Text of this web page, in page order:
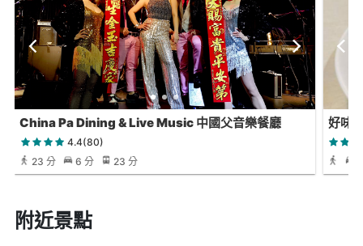
China Pa Dining & Live Music 中國父音樂餐廳
4.4(80)
23 分
6 分 23 分
好味
附近景點